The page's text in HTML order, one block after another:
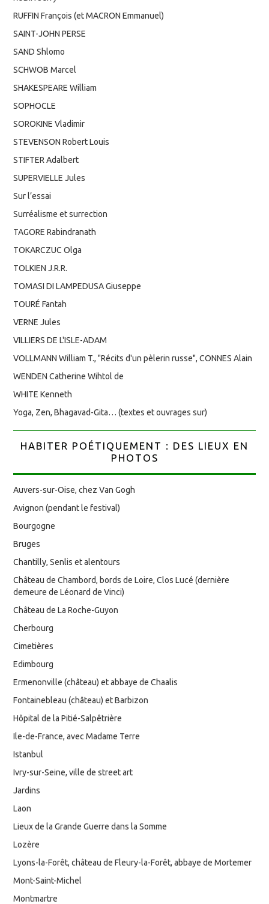
RUFFIN François (et MACRON Emmanuel)
SAINT-JOHN PERSE
SAND Shlomo
SCHWOB Marcel
SHAKESPEARE William
SOPHOCLE
SOROKINE Vladimir
STEVENSON Robert Louis
STIFTER Adalbert
SUPERVIELLE Jules
Sur l’essai
Surréalisme et surrection
TAGORE Rabindranath
TOKARCZUC Olga
TOLKIEN J.R.R.
TOMASI DI LAMPEDUSA Giuseppe
TOURÉ Fantah
VERNE Jules
VILLIERS DE L'ISLE-ADAM
VOLLMANN William T., "Récits d'un pèlerin russe", CONNES Alain
WENDEN Catherine Wihtol de
WHITE Kenneth
Yoga, Zen, Bhagavad-Gita… (textes et ouvrages sur)
HABITER POÉTIQUEMENT : DES LIEUX EN
PHOTOS
Auvers-sur-Oise, chez Van Gogh
Avignon (pendant le festival)
Bourgogne
Bruges
Chantilly, Senlis et alentours
Château de Chambord, bords de Loire, Clos Lucé (dernière
demeure de Léonard de Vinci)
Château de La Roche-Guyon
Cherbourg
Cimetières
Edimbourg
Ermenonville (château) et abbaye de Chaalis
Fontainebleau (château) et Barbizon
Hôpital de la Pitié-Salpêtrière
Ile-de-France, avec Madame Terre
Istanbul
Ivry-sur-Seine, ville de street art
Jardins
Laon
Lieux de la Grande Guerre dans la Somme
Lozère
Lyons-la-Forêt, château de Fleury-la-Forêt, abbaye de Mortemer
Mont-Saint-Michel
Montmartre